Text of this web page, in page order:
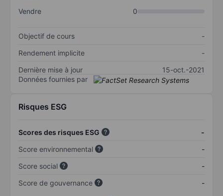
Vendre
0
Objectif de cours
-
Rendement implicite
-
Dernière mise à jour
15-oct.-2021
Données fournies par
Risques ESG
Scores des risques ESG
-
Score environnemental
-
Score social
-
Score de gouvernance
-